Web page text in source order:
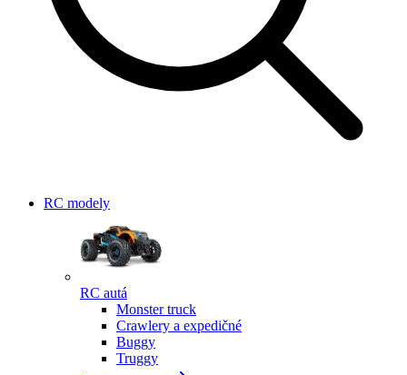
RC modely
RC autá
Monster truck
Crawlery a expedičné
Buggy
Truggy